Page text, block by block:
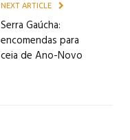
NEXT ARTICLE
Serra Gaúcha:
encomendas para
ceia de Ano-Novo